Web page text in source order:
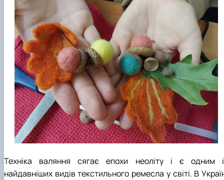
Техніка валяння сягає епохи неоліту і є одним
найдавніших видів текстильного ремесла у світі. В